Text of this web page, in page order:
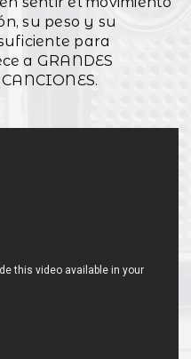
su peso y su
para
a GRANDES